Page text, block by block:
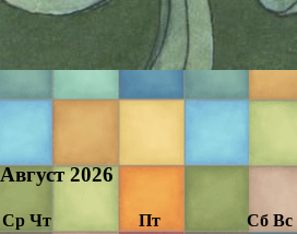
Август 2026
Ср Чт Пт Сб Вс